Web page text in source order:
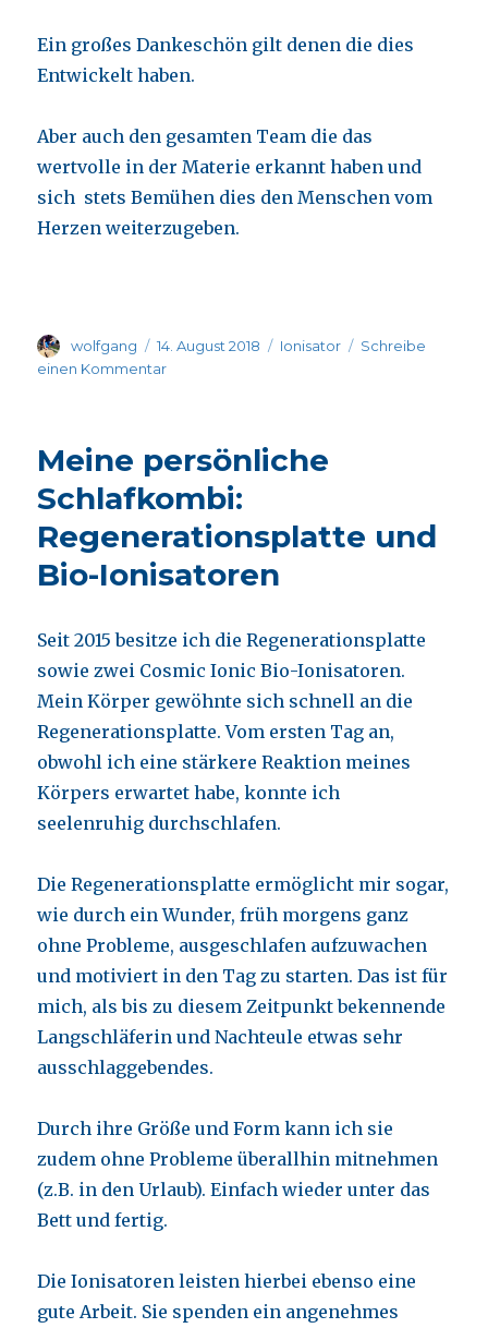
Ein großes Dankeschön gilt denen die dies
Entwickelt haben.
Aber auch den gesamten Team die das
wertvolle in der Materie erkannt haben und
sich stets Bemühen dies den Menschen vom
Herzen weiterzugeben.
Autor
wolfgang
Veröffentlicht
am
14. August 2018 Kategorien
Ionisator
Schreibe
einen Kommentarzu
ist
unsere
heutige
Welt
nicht
Meine persönliche
Schlafkombi:
Regenerationsplatte und
Bio-Ionisatoren
Seit 2015 besitze ich die Regenerationsplatte
sowie zwei Cosmic Ionic Bio-Ionisatoren.
Mein Körper gewöhnte sich schnell an die
Regenerationsplatte. Vom ersten Tag an,
obwohl ich eine stärkere Reaktion meines
Körpers erwartet habe, konnte ich
seelenruhig durchschlafen.
Die Regenerationsplatte ermöglicht mir sogar,
wie durch ein Wunder, früh morgens ganz
ohne Probleme, ausgeschlafen aufzuwachen
und motiviert in den Tag zu starten. Das ist für
mich, als bis zu diesem Zeitpunkt bekennende
Langschläferin und Nachteule etwas sehr
ausschlaggebendes.
Durch ihre Größe und Form kann ich sie
zudem ohne Probleme überallhin mitnehmen
(z.B. in den Urlaub). Einfach wieder unter das
Bett und fertig.
Die Ionisatoren leisten hierbei ebenso eine
gute Arbeit. Sie spenden ein angenehmes